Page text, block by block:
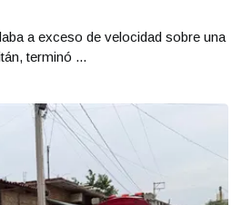
a exceso de velocidad sobre una
terminó ...